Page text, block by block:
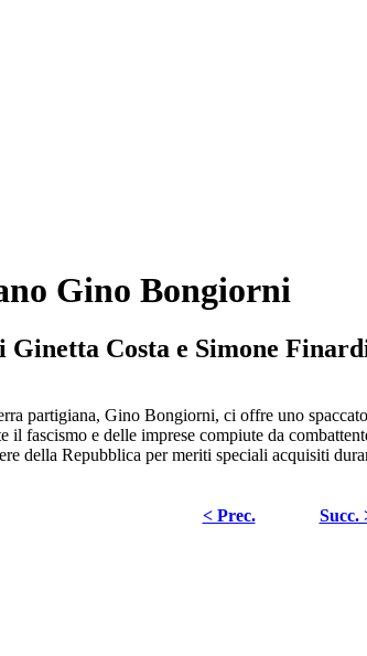
Gino Bongiorni
Costa e Simone
partigiana, Gino Bongiorni, ci offre uno
fascismo e delle imprese compiute da
della Repubblica per meriti speciali acquisiti
< Prec. Succ.